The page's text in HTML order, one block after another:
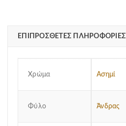
ΕΠΙΠΡΌΣΘΕΤΕΣ ΠΛΗΡΟΦΟΡΊΕΣ
Χρώμα Ασημί
Φύλο Άνδρας